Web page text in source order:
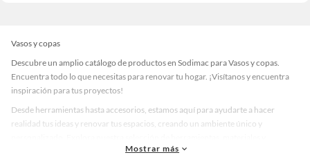
Vasos y copas
Descubre un amplio catálogo de productos en Sodimac para Vasos y copas.
Encuentra todo lo que necesitas para renovar tu hogar. ¡Visítanos y encuentra
inspiración para tus proyectos!
Desde herramientas hasta accesorios, estamos aquí para ayudarte a hacer
realidad tus ideas y renovar tus espacios, creando un ambiente único y
accesorios de calidad que te ayudarán a crear un espacio más tú.
Mostrar más